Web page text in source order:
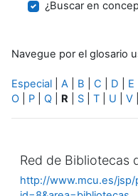
¿Buscar en
Navegue por el glosario
Especial A B C D E
O
P Q R S T U V
Red de Bibliotecas
http://www.mcu.es/jsp/